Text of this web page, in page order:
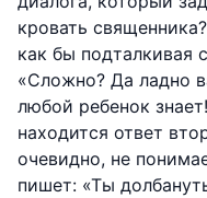
кровать
как бы подталкивая
«Сложно? Да ладно
любой ребенок
находится ответ
очевидно, не
пишет: «Ты